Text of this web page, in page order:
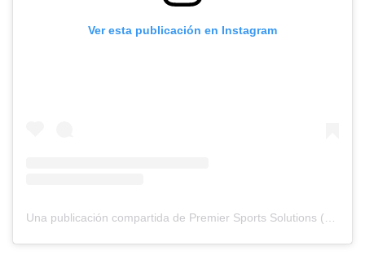
Ver esta publicación en Instagram
Una publicación compartida de Premier Sports Solutions (@premiersportsuk)